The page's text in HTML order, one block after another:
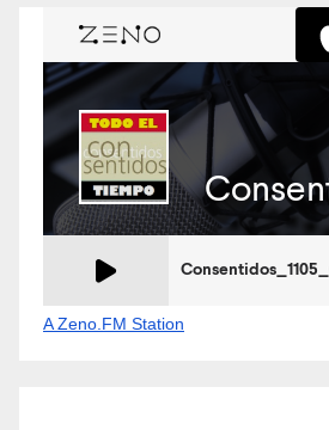
A Zeno.FM Station